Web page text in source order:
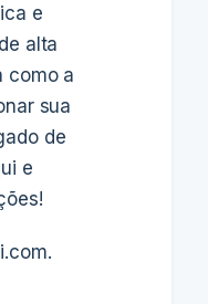
e
alta
como a
sua
de
e